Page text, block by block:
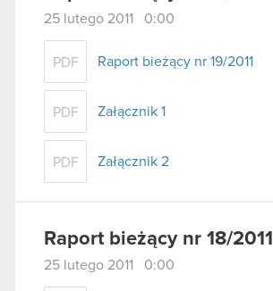
25 lutego 2011 0:00
PDF Raport bieżący nr 19/2011
PDF Załącznik 1
PDF Załącznik 2
Raport bieżący nr 18/2011
25 lutego 2011 0:00